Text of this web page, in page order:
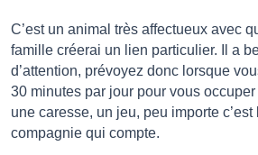
C’est un animal très affectueux avec
famille créerai un lien particulier. Il a
d’attention, prévoyez donc lorsque
30 minutes par jour pour vous
une caresse, un jeu, peu importe c’est
compagnie qui compte.